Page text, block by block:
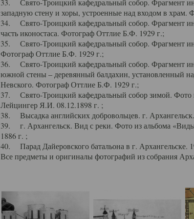
33. Свято-Троицкий кафедральный собор. Фрагмент
западную стену и хоры, устроенные над входом в храм.
34. Свято-Троицкий кафедральный собор. Фрагмент
часть иконостаса. Фотограф Оттлие Б.Ф. 1929 г.;
35. Свято-Троицкий кафедральный собор. Фрагмент
Фотограф Оттлие Б.Ф. 1929 г.;
36. Свято-Троицкий кафедральный собор. Фрагмент
южной стены – деревянный балдахин, установленный
Невского. Фотограф Оттлие Б.Ф. 1929 г.;
37. Свято-Троицкий кафедральный собор зимой. Фото
Лейцингер Я.И. 08.12.1898 г. ;
38. Высадка английских добровольцев. г.
39. г. Архангельск. Вид с реки. Фото из альбома
1886 г. ;
40. Парад Дайеровского батальона в г. Архангельске.
Все предметы и оригиналы фотографий из собрания